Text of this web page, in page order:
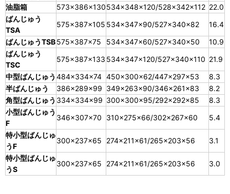
油脂箱
573×386×130534×348×120/528×342×112 22.0
ばんじゅう
TSA
575×387×105 534×347×90/527×340×82
16.4
ばんじゅうTSB575×387×75 534×347×60/527×340×50
10.9
ばんじゅう
TSC
575×387×133 534×347×120/527×340×110 21.9
中型ばんじゅう 484×334×74 450×300×62/447×297×53
8.3
半ばんじゅう
386×289×99 349×263×90/346×261×83
8.2
角型ばんじゅう 334×334×99 300×300×95/292×292×85
8.3
小型ばんじゅう
F
346×307×70 310×275×66/302×267×60
5.4
特小型ばんじゅ
うF
300×237×65 274×211×61/265×203×56
3.1
特小型ばんじゅ
うS
300×237×65 274×211×61/265×203×56 3.0